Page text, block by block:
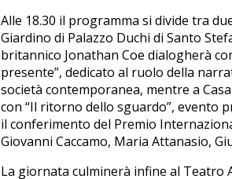
Alle 18.30 il programma si divide tra
Giardino di Palazzo Duchi di Santo
britannico Jonathan Coe dialogherà
presente”, dedicato al ruolo della
società contemporanea, mentre a
con “Il ritorno dello sguardo”, evento
il conferimento del Premio
Giovanni Caccamo, Maria Attanasio,
La giornata culminerà infine al Teatro